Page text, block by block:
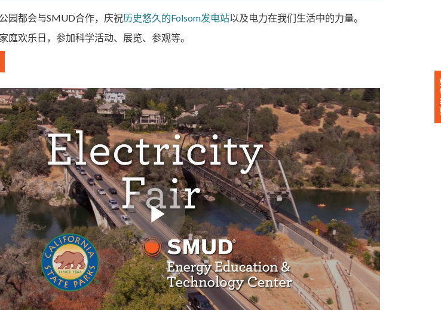
园都会与SMUD合作，庆祝历史悠久的Folsom发电站以及电力在我们生活中的力量。
庭欢乐日，参加科学活动、展览、参观等。